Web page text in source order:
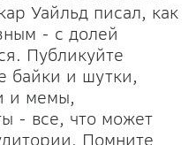
Уайльд писал, как
- с долей
Публикуйте
байки и шутки,
и мемы,
- все, что может
Помните